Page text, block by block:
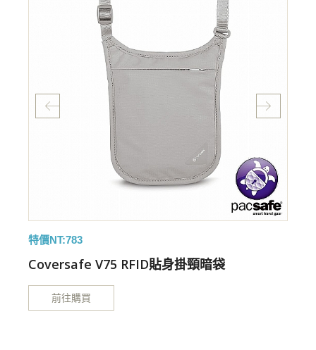
特價NT:783
Coversafe V75 RFID貼身掛頸暗袋
前往購買